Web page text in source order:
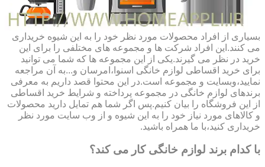
بسیاری از افراد محصولات مورد نظر خود را به این شیوه خریداری
می کنند.این افراد شرکت ها و مجموعه های مختلفی را برای این
خرید در نظر می گیرند.یکی از این مجموعه ها که شما می توانید
برای خرید اقساطی لوازم خانگی اسنوا،امرسان و...به آن مراجعه
نمایید،وبسایت و مجموعه است.در این محتوا قصد داریم به معرفی
برندهای لوازم خانگی در مجموعه پرداخته و شرایط خرید اقساطی
از این فروشگاه را بیان کنیم.پس اگر شما هم تمایل دارید محصولات
و کالاهای مورد نیاز خود را به این شیوه و از وب سایت مورد نظر
خریداری کنید،با ما همراه باشید.
با کدام برند لوازم خانگی کار می کند؟